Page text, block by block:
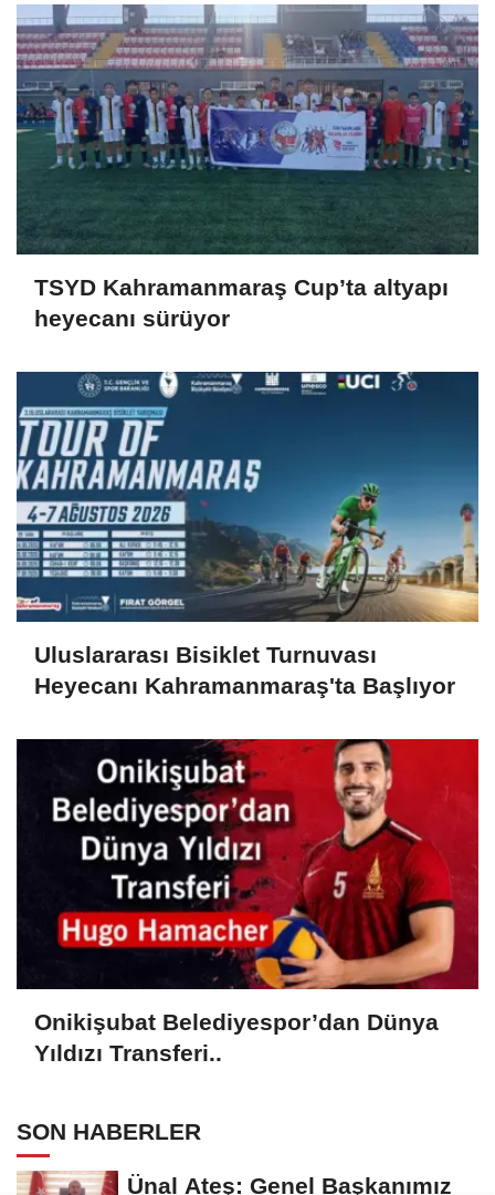
TSYD Kahramanmaraş Cup’ta altyapı
heyecanı sürüyor
Uluslararası Bisiklet Turnuvası
Heyecanı Kahramanmaraş'ta Başlıyor
Onikişubat Belediyespor’dan Dünya
Yıldızı Transferi..
SON HABERLER
Ünal Ateş: Genel Başkanımız